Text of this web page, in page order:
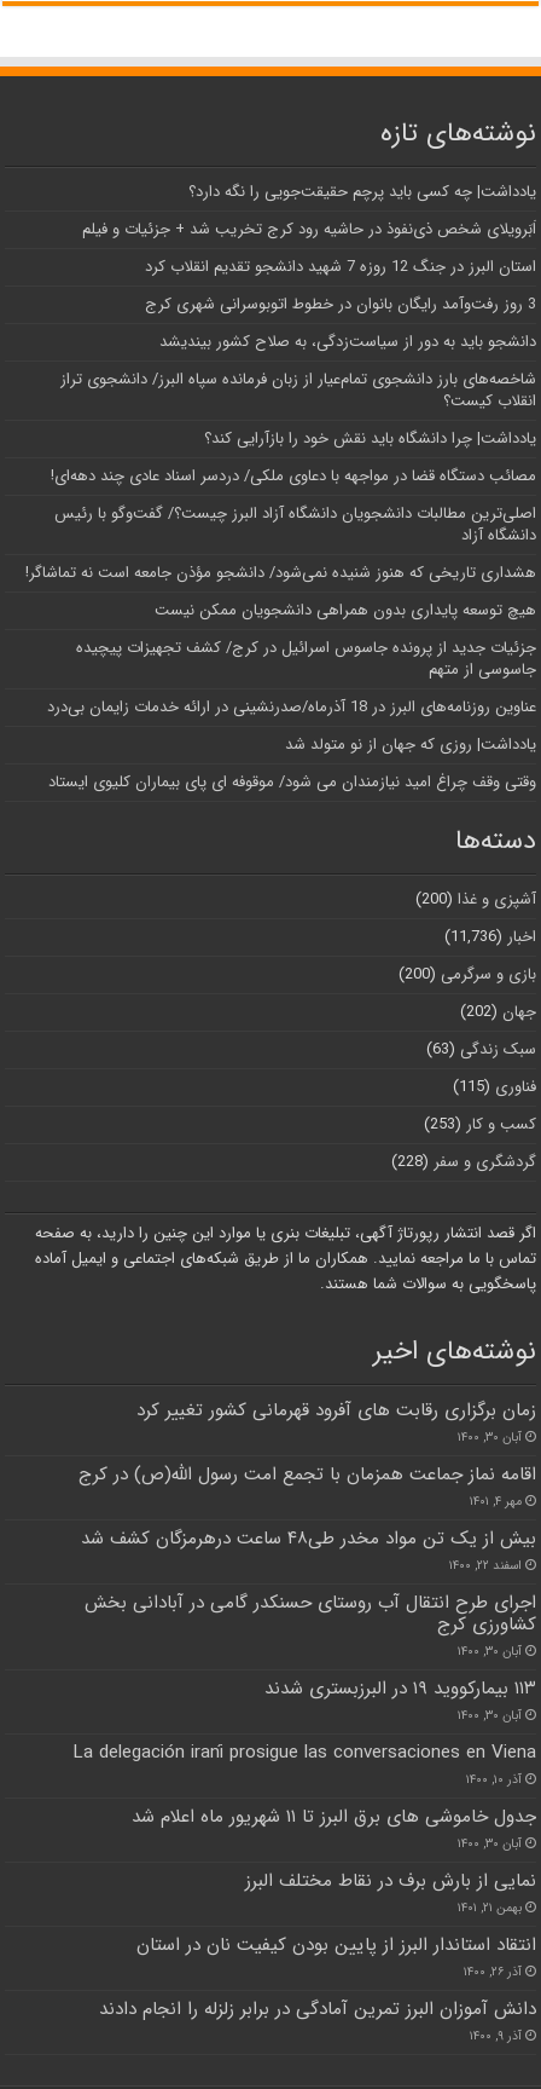
نوشته‌های تازه
یادداشت| ‌چه کسی باید پرچم حقیقت‌جویی را نگه دارد؟
اَبَر‌ویلای شخص ذی‌نفوذ در حاشیه‌ رود کرج تخریب شد + جزئیات و فیلم
استان البرز در جنگ 12 روزه 7 شهید دانشجو تقدیم انقلاب کرد
3 روز رفت‌وآمد رایگان بانوان در خطوط اتوبوسرانی شهری کرج
دانشجو باید به دور از سیاست‌زدگی، به صلاح کشور بیندیشد
شاخصه‌های بارز دانشجوی تمام‌عیار از زبان فرمانده سپاه البرز/ دانشجوی تراز
انقلاب کیست؟
یادداشت| چرا دانشگاه باید نقش خود را بازآرایی کند؟
مصائب دستگاه قضا در مواجهه با دعاوی ملکی/ دردسر اسناد عادی چند‌ دهه‌ای!
اصلی‌ترین مطالبات دانشجویان دانشگاه آزاد البرز چیست؟/ گفت‌وگو با رئیس
دانشگاه آز‌اد
هشداری تاریخی که هنوز شنیده نمی‌شود/ دانشجو مؤذن جامعه است نه تماشاگر!
هیچ توسعه پایداری بدون همراهی دانشجویان ممکن نیست
جزئیات جدید از پرونده جاسوس اسرائیل در کرج/‌ کشف تجهیزات پیچیده
جاسوسی از متهم
عناوین روزنامه‌های البرز در ‌18 آذرماه/صدرنشینی در ارائه خدمات زایمان بی‌درد
یادداشت| روزی که جهان از نو متولد شد
وقتی وقف چراغ امید نیازمندان می شود/ موقوفه ای پای بیماران کلیوی ایستاد
دسته‌ها
آشپزی و غذا (200)
اخبار (11,736)
بازی و سرگرمی (200)
جهان (202)
سبک زندگی (63)
فناوری (115)
کسب و کار (253)
گردشگری و سفر (228)
اگر قصد انتشار رپورتاژ آگهی، تبلیغات بنری یا موارد این چنین را دارید، به صفحه
تماس با ما مراجعه نمایید. همکاران ما از طریق شبکه‌های اجتماعی و ایمیل آماده
پاسخگویی به سوالات شما هستند.
نوشته‌های اخیر
زمان برگزاری رقابت های آفرود قهرمانی کشور تغییر کرد
آبان ۳۰, ۱۴۰۰
اقامه نماز جماعت همزمان با تجمع امت رسول الله(ص) در کرج
مهر ۴, ۱۴۰۱
بیش از یک تن مواد مخدر طی۴۸ ساعت درهرمزگان کشف شد
اسفند ۲۲, ۱۴۰۰
اجرای طرح انتقال آب روستای حسنکدر گامی در آبادانی بخش
کشاورزی کرج
آبان ۳۰, ۱۴۰۰
۱۱۳ بیمارکووید ۱۹ در البرزبستری شدند
آبان ۳۰, ۱۴۰۰
La delegación iraní prosigue las conversaciones en Viena
آذر ۱۰, ۱۴۰۰
جدول خاموشی های برق البرز تا ۱۱ شهریور ماه اعلام شد
آبان ۳۰, ۱۴۰۰
نمایی از بارش برف در نقاط مختلف البرز
بهمن ۲۱, ۱۴۰۱
انتقاد استاندار البرز از پایین بودن کیفیت نان در استان
آذر ۲۶, ۱۴۰۰
دانش آموزان البرز تمرین آمادگی در برابر زلزله را انجام دادند
آذر ۹, ۱۴۰۰